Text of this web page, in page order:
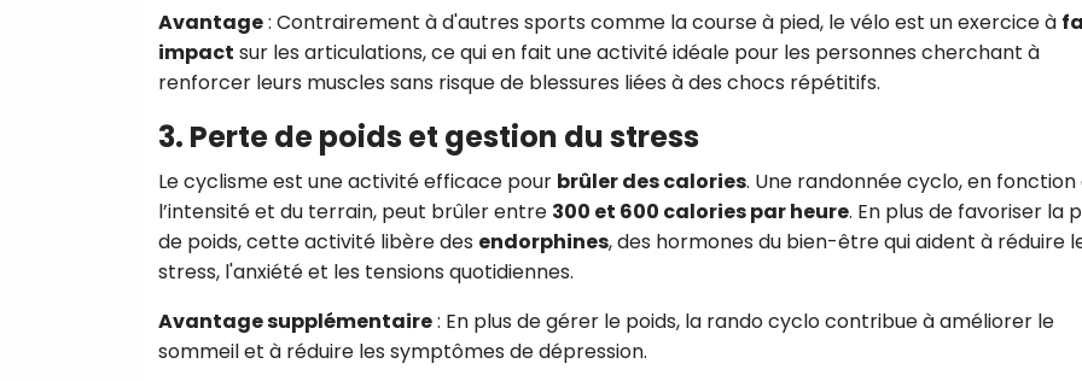
Avantage: Contrairement à d'autres sports comme la course à pied, le vélo est un exercice à
impact sur les articulations, ce qui en fait une activité idéale pour les personnes cherchant à
renforcer leurs muscles sans risque de blessures liées à des chocs répétitifs.
3. Perte de poids et gestion du stress
Le cyclisme est une activité efficace pour brûler des calories. Une randonnée cyclo, en fonction
l’intensité et du terrain, peut brûler entre 300 et 600 calories par heure. En plus de favoriser la
de poids, cette activité libère des endorphines, des hormones du bien-être qui aident à réduire
stress, l'anxiété et les tensions quotidiennes.
Avantage supplémentaire: En plus de gérer le poids, la rando cyclo contribue à améliorer le
sommeil et à réduire les symptômes de dépression.
pourrons savoir si vous ouvrez les
l'heure à laquelle vous le faites
des informations sur le terminal
utilisez. Pour en savoir plus sur ces
voir notre
Votre adresse email sera utilisée par Digital Prisma
envoyer votre newsletter contenant des offres
personnalisées. Vous pourrez vous désinscrire en
désabonnement intégré dans la newsletter. Pour en